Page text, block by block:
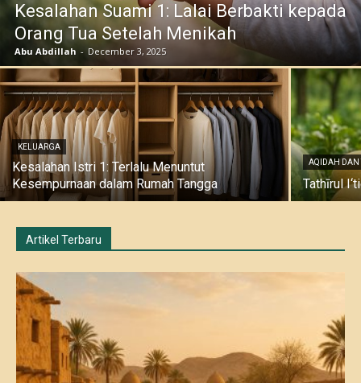
Kesalahan Suami 1: Lalai Berbakti kepada
Orang Tua Setelah Menikah
Abu Abdillah - December 3, 2025
KELUARGA
Kesalahan Istri 1: Terlalu Menuntut
Kesempurnaan dalam Rumah Tangga
AQIDAH DAN
Tathīrul
Artikel Terbaru